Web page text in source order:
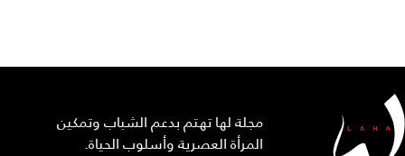
مجلة لها تهتم بدعم الشباب وتمكين
المرأة العصرية وأسلوب الحياة.